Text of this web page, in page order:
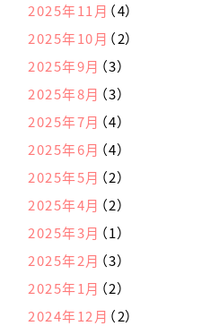
2025年11月 （4）
2025年10月 （2）
2025年9月 （3）
2025年8月 （3）
2025年7月 （4）
2025年6月 （4）
2025年5月 （2）
2025年4月 （2）
2025年3月 （1）
2025年2月 （3）
2025年1月 （2）
2024年12月 （2）